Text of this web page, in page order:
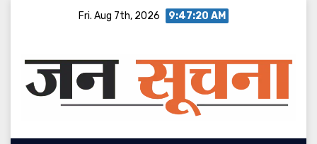
Fri. Aug 7th, 2026 9:47:21 AM